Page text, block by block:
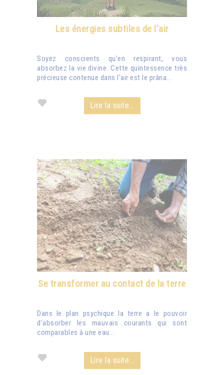
Les énergies subtiles de l'air
Soyez conscients qu'en respirant, vous
absorbez la vie divine. Cette quintessence très
précieuse contenue dans l'air est le prâna...
Lire la suite...
Se transformer au contact de la terre
Dans le plan psychique la terre a le pouvoir
d’absorber les mauvais courants qui sont
comparables à une eau...
Lire la suite...